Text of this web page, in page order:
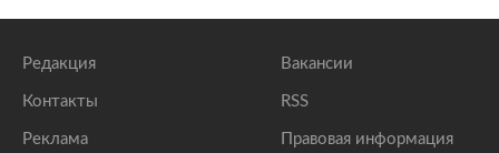
Редакция
Контакты
Реклама
Вакансии
RSS
Правовая информация